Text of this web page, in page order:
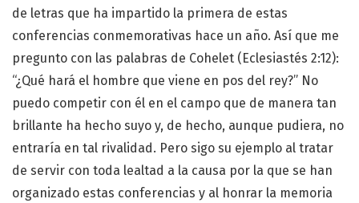
de letras que ha impartido la primera de estas
conferencias conmemorativas hace un año. Así que me
pregunto con las palabras de Cohelet (Eclesiastés 2:12):
“¿Qué hará el hombre que viene en pos del rey?” No
puedo competir con él en el campo que de manera tan
brillante ha hecho suyo y, de hecho, aunque pudiera, no
entraría en tal rivalidad. Pero sigo su ejemplo al tratar
de servir con toda lealtad a la causa por la que se han
organizado estas conferencias y al honrar la memoria